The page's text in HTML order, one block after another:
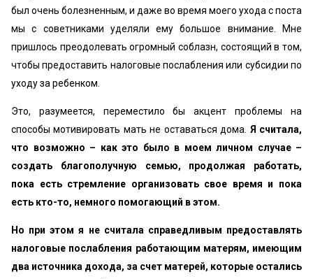
был очень болезненным, и даже во время моего ухода с поста
мы с советниками уделяли ему большое внимание. Мне
пришлось преодолевать огромный соблазн, состоящий в том,
чтобы предоставить налоговые послабления или субсидии по
уходу за ребенком.
Это, разумеется, переместило бы акцент проблемы на
способы мотивировать мать не оставаться дома. Я считала,
что возможно – как это было в моем личном случае –
создать благополучную семью, продолжая работать,
пока есть стремление организовать свое время и пока
есть кто-то, немного помогающий в этом.
Но при этом я не считала справедливым предоставлять
налоговые послабления работающим матерям, имеющим
два источника дохода, за счет матерей, которые остались